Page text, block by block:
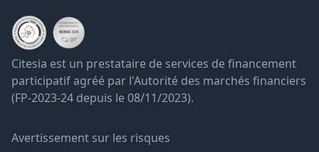
Citesia est un prestataire de services de financement
participatif agréé par l'Autorité des marchés financiers
(FP-2023-24 depuis le 08/11/2023).
Avertissement sur les risques